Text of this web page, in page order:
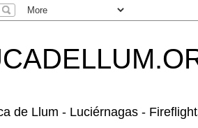
de Llum - Luciérnagas -